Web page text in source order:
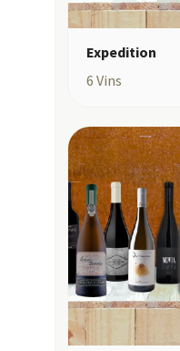
Expedition
6 Vins